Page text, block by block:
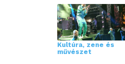
Kultúra, zene és
művészet